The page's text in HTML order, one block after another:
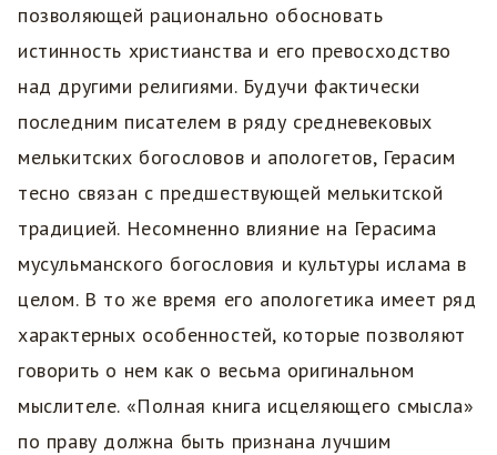
позволяющей рационально обосновать
истинность христианства и его превосходство
над другими религиями. Будучи фактически
последним писателем в ряду средневековых
мелькитских богословов и апологетов, Герасим
тесно связан с предшествующей мелькитской
традицией. Несомненно влияние на Герасима
мусульманского богословия и культуры ислама в
целом. В то же время его апологетика имеет ряд
характерных особенностей, которые позволяют
говорить о нем как о весьма оригинальном
мыслителе. «Полная книга исцеляющего смысла»
по праву должна быть признана лучшим